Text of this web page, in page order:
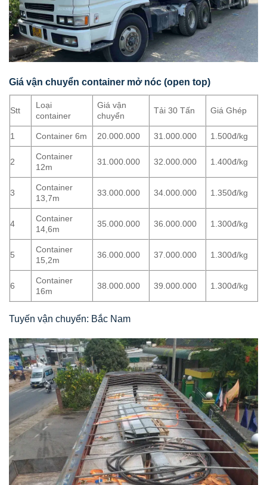
Giá vận chuyển container mở nóc (open top)
Stt
Loại
container
Giá vận
chuyển
Tải 30 Tấn Giá Ghép
1 Container 6m 20.000.000 31.000.000 1.500đ/kg
2
Container
12m
31.000.000 32.000.000 1.400đ/kg
3
Container
13,7m
33.000.000 34.000.000 1.350đ/kg
4
Container
14,6m
35.000.000 36.000.000 1.300đ/kg
5
Container
15,2m
36.000.000 37.000.000 1.300đ/kg
6
Container
16m
38.000.000 39.000.000 1.300đ/kg
Tuyến vận chuyển: Bắc Nam